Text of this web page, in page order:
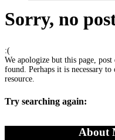
Sorry, no
:(
We apologize but this page,
found. Perhaps it is necessary
resource.
Try searching again:
About